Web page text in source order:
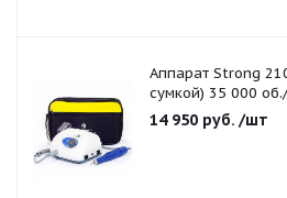
Аппарат Strong
сумкой) 35 000
14 950 руб. /шт